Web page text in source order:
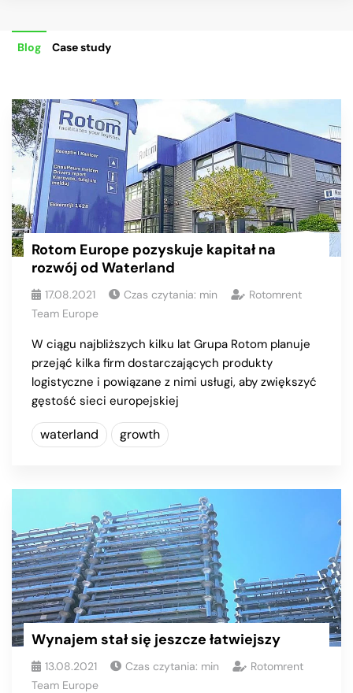
Blog Case study
Rotom Europe pozyskuje kapitał na
rozwój od Waterland
17.08.2021 Czas czytania: min
Rotomrent
Team Europe
W ciągu najbliższych kilku lat Grupa Rotom planuje
przejąć kilka firm dostarczających produkty
logistyczne i powiązane z nimi usługi, aby zwiększyć
gęstość sieci europejskiej
waterland growth
Wynajem stał się jeszcze łatwiejszy
13.08.2021 Czas czytania: min
Rotomrent
Team Europe